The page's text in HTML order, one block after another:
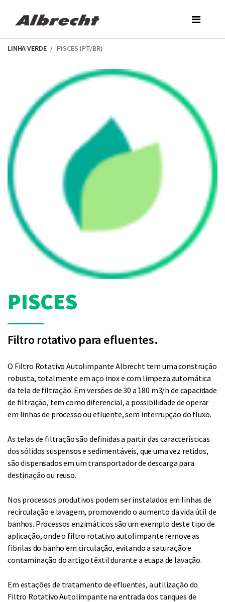
content
LINHA VERDE PISCES (PT/BR)
PISCES
Filtro rotativo para efluentes.
O Filtro Rotativo Autolimpante Albrecht tem uma construção
robusta, totalmente em aço inox e com limpeza automática
da tela de filtração. Em versões de 30 a 180 m3/h de capacidade
de filtração, tem como diferencial, a possibilidade de operar
em linhas de processo ou efluente, sem interrupção do fluxo.
As telas de filtração são definidas a partir das características
dos sólidos suspensos e sedimentáveis, que uma vez retidos,
são dispensados em um transportador de descarga para
destinação ou reuso.
Nos processos produtivos podem ser instalados em linhas de
recirculação e lavagem, promovendo o aumento da vida útil de
banhos. Processos enzimáticos são um exemplo deste tipo de
aplicação, onde o filtro rotativo autolimpante remove as
fibrilas do banho em circulação, evitando a saturação e
contaminação do artigo têxtil durante a etapa de lavação.
Em estações de tratamento de efluentes, a utilização do
Filtro Rotativo Autolimpante na entrada dos tanques de